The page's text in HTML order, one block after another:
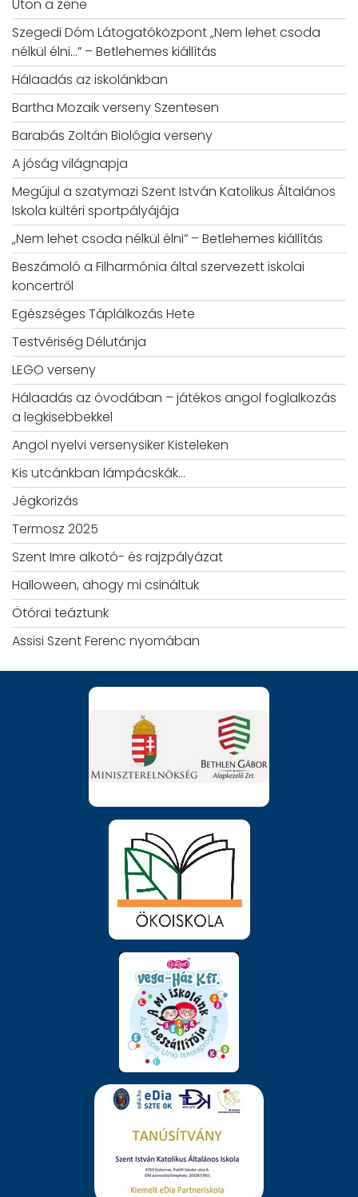
Úton a zene
Szegedi Dóm Látogatóközpont „Nem lehet csoda
nélkül élni…” – Betlehemes kiállítás
Hálaadás az iskolánkban
Bartha Mozaik verseny Szentesen
Barabás Zoltán Biológia verseny
A jóság világnapja
Megújul a szatymazi Szent István Katolikus Általános
Iskola kültéri sportpályájája
„Nem lehet csoda nélkül élni” – Betlehemes kiállítás
Beszámoló a Filharmónia által szervezett iskolai
koncertről
Egészséges Táplálkozás Hete
Testvériség Délutánja
LEGO verseny
Hálaadás az óvodában – játékos angol foglalkozás
a legkisebbekkel
Angol nyelvi versenysiker Kisteleken
Kis utcánkban lámpácskák…
Jégkorizás
Termosz 2025
Szent Imre alkotó- és rajzpályázat
Halloween, ahogy mi csináltuk
Ötórai teáztunk
Assisi Szent Ferenc nyomában